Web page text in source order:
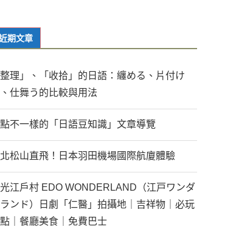
期文章
整理」、「收拾」的日語：纏める、片付け
仕舞う的比較與用法
不一樣的「日語豆知識」文章導覽
松山直飛！日本羽田機場國際航廈體驗
光江戶村 EDO WONDERLAND（江戸ワンダ
ンド）日劇「仁醫」拍攝地｜吉祥物｜必玩
｜餐廳美食｜免費巴士